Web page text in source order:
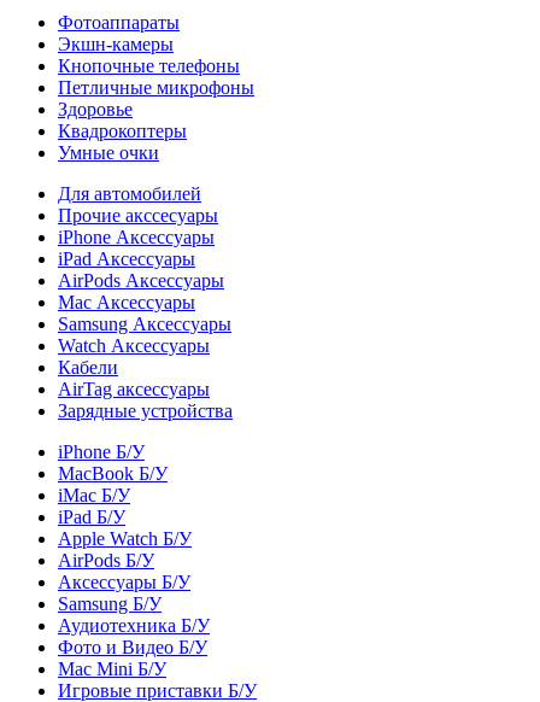
Фотоаппараты
Экшн-камеры
Кнопочные телефоны
Петличные микрофоны
Здоровье
Квадрокоптеры
Умные очки
Для автомобилей
Прочие акссесуары
iPhone Аксессуары
iPad Аксессуары
AirPods Аксессуары
Mac Аксессуары
Samsung Аксессуары
Watch Аксессуары
Кабели
AirTag аксессуары
Зарядные устройства
iPhone Б/У
MacBook Б/У
iMac Б/У
iPad Б/У
Apple Watch Б/У
AirPods Б/У
Аксессуары Б/У
Samsung Б/У
Аудиотехника Б/У
Фото и Видео Б/У
Mac Mini Б/У
Игровые приставки Б/У